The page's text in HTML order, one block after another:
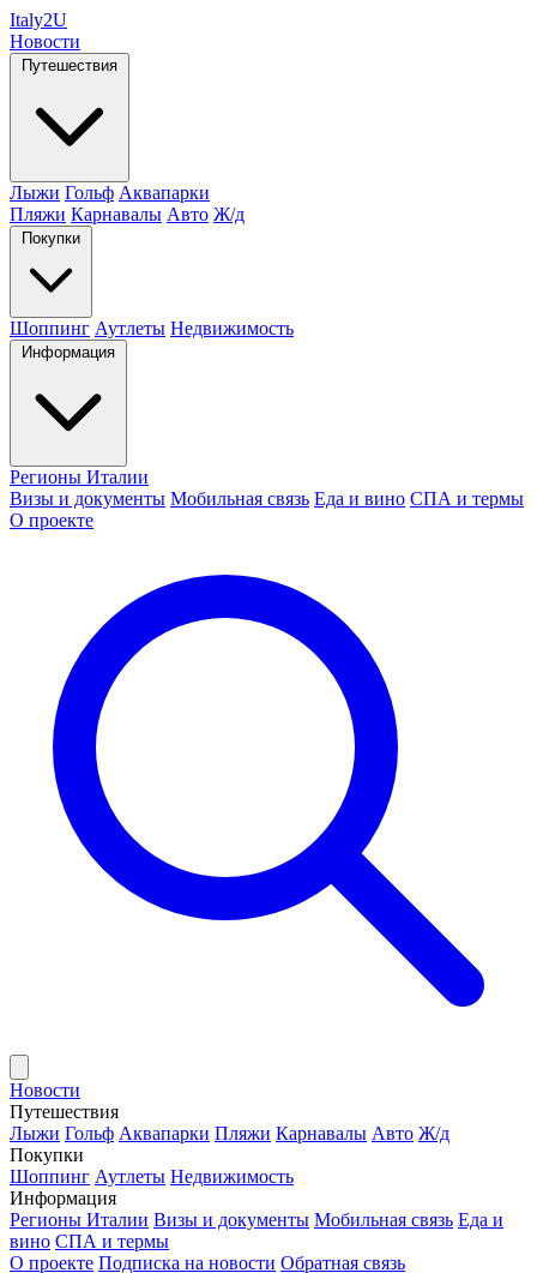
Italy2U
Новости
Путешествия
Лыжи Гольф Аквапарки
Пляжи Карнавалы Авто Ж/д
Покупки
Шоппинг Аутлеты Недвижимость
Информация
Регионы Италии
Визы и документы Мобильная связь Еда и вино СПА и термы
О проекте
Новости
Путешествия
Лыжи Гольф Аквапарки Пляжи Карнавалы Авто Ж/д
Покупки
Шоппинг Аутлеты Недвижимость
Информация
Регионы Италии Визы и документы Мобильная связь Еда и
вино СПА и термы
О проекте Подписка на новости Обратная связь